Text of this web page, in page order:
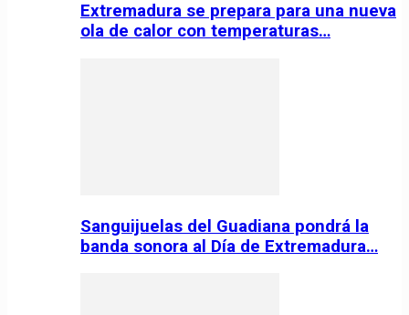
Extremadura se prepara para una nueva
ola de calor con temperaturas…
Sanguijuelas del Guadiana pondrá la
banda sonora al Día de Extremadura…